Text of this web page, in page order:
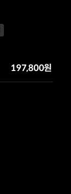
197,800원